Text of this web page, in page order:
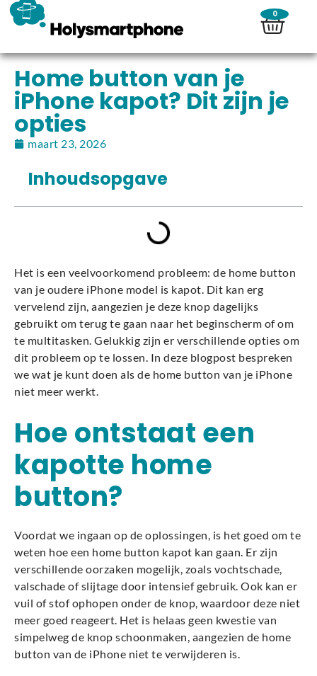
0
Home button van je
iPhone kapot? Dit zijn je
opties
maart 23, 2026
Inhoudsopgave
Het is een veelvoorkomend probleem: de home button
van je oudere iPhone model is kapot. Dit kan erg
vervelend zijn, aangezien je deze knop dagelijks
gebruikt om terug te gaan naar het beginscherm of om
te multitasken. Gelukkig zijn er verschillende opties om
dit probleem op te lossen. In deze blogpost bespreken
we wat je kunt doen als de home button van je iPhone
niet meer werkt.
Hoe ontstaat een
kapotte home
button?
Voordat we ingaan op de oplossingen, is het goed om te
weten hoe een home button kapot kan gaan. Er zijn
verschillende oorzaken mogelijk, zoals vochtschade,
valschade of slijtage door intensief gebruik. Ook kan er
vuil of stof ophopen onder de knop, waardoor deze niet
meer goed reageert. Het is helaas geen kwestie van
simpelweg de knop schoonmaken, aangezien de home
button van de iPhone niet te verwijderen is.